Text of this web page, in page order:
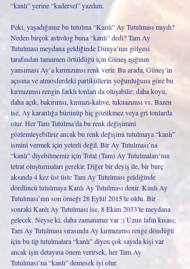
“kanlı” yerine “kadersel” yazdım.
Peki, yaşadığımız bu tutulma “Kanlı” Ay Tutulması mıydı?
Neden birçok astrolog buna “kanlı” dedi? Tam Ay
Tutulması meydana geldiğinde Dünya’nın gölgesi
tarafından tamamen örtüldüğü için Güneş ışığının
yansıması Ay’a kırmızımsı renk verir. Bu arada, Güneş’in
açısına ve atmosferdeki partiküllerin yoğunluğuna göre bu
kırmızımsı rengin farklı tonları da oluşabilir; daha koyu,
daha açık, bakırımsı, kırmızı-kahve, tukuazımsı vs. Bazen
ise, Ay karanlığa bürünüp hiç gözükmez veya gri tonlarda
olur. Her Tam Tutulma’da bu renk değişimini
gözlemleyebiliriz ancak bu renk değişimi tutulmaya “kanlı”
ismini vermek için yeterli değil. Bir Ay Tutulması’na
“kanlı” diyebilmemiz için Total (Tam) Ay Tutulmaları’nın
tetrat oluşturmaları gerekir. Diğer bir deyiş ile, bir burç
aksında 4 kez üst üste Tam Ay Tutulması geldiğinde
dördüncü tutulmaya Kanlı Ay Tutulması denir. Kanlı Ay
Tutulması’nın son örneği 28 Eylül 2015’te oldu. Bir
sonraki Kanlı Ay Tutulması ise, 8 Ekim 2033’te meydana
gelecek. Neyse ki, daha zamanımız var :) Uzun lafın kısası;
Tam Ay Tutulması sırasında Ay kırmızımsı renge döndüğü
için bu tip tutulmalara “kanlı” diyen çok sayıda kişi var
ancak işin detayına önem verirsek, her Tam Ay
Tutulması’na “kanlı” demesek iyi olur.